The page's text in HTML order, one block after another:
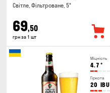
Світле, Фільтроване, 5°
69,50
грн за 1 шт
Міцність
4.7 °
Гіркота
20 IBU